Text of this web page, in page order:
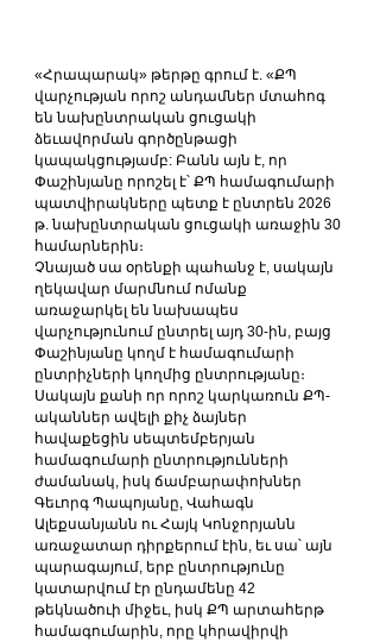
«Հրապարակ» թերթը գրում է. «ՔՊ
վարչության որոշ անդամներ մտահոգ
են նախընտրական ցուցակի
ձեւավորման գործընթացի
կապակցությամբ: Բանն այն է, որ
Փաշինյանը որոշել է՝ ՔՊ համագումարի
պատվիրակները պետք է ընտրեն 2026
թ. նախընտրական ցուցակի առաջին 30
համարներին։
Չնայած սա օրենքի պահանջ է, սակայն
ղեկավար մարմնում ոմանք
առաջարկել են նախապես
վարչությունում ընտրել այդ 30-ին, բայց
Փաշինյանը կողմ է համագումարի
ընտրիչների կողմից ընտրությանը։
Սակայն քանի որ որոշ կարկառուն ՔՊ-
ականներ ավելի քիչ ձայներ
հավաքեցին սեպտեմբերյան
համագումարի ընտրությունների
ժամանակ, իսկ ճամբարափոխներ
Գեւորգ Պապոյանը, Վահագն
Ալեքսանյանն ու Հայկ Կոնջորյանն
առաջատար դիրքերում էին, եւ սա՝ այն
պարագայում, երբ ընտրությունը
կատարվում էր ընդամենը 42
թեկնածուի միջեւ, իսկ ՔՊ արտահերթ
համագումարին, որը կհրավիրվի